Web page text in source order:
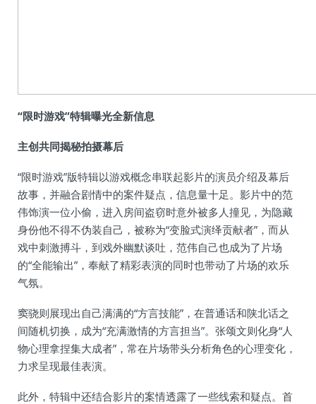
“限时游戏”特辑曝光全新信息
主创共同揭秘拍摄幕后
“限时游戏”版特辑以游戏概念串联起影片的演员介绍及幕后
故事，并融合剧情中的案件疑点，信息量十足。影片中的范
伟饰演一位小偷，进入房间盗窃时意外被多人撞见，为隐藏
身份他不得不伪装自己，被称为“变脸式演绎贡献者”，而从
戏中刺激搏斗，到戏外幽默谈吐，范伟自己也成为了片场
的“全能输出”，奉献了精彩表演的同时也带动了片场的欢乐
气氛。
窦骁则展现出自己满满的“方言技能”，在普通话和陕北话之
间随机切换，成为“充满激情的方言担当”。张颂文则化身“人
物心理拿捏集大成者”，常在片场带头分析角色的心理变化，
力求呈现最佳表演。
此外，特辑中还结合影片的案情透露了一些线索和疑点。首